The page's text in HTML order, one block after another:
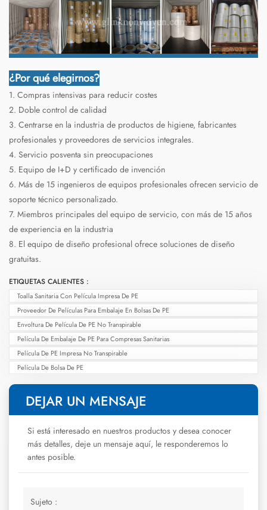
¿Por qué elegirnos?
1. Compras intensivas para reducir costes
2. Doble control de calidad
3. Centrarse en la industria de productos de higiene, fabricantes
profesionales y proveedores de servicios integrales.
4. Servicio posventa sin preocupaciones
5. Equipo de I+D y certificado de invención
6. Más de 15 ingenieros de equipos profesionales ofrecen servicio de
soporte técnico personalizado.
7. Miembros principales del equipo de servicio, con más de 15 años
de experiencia en la industria
8. El equipo de diseño profesional ofrece soluciones de diseño
gratuitas.
ETIQUETAS CALIENTES :
Toalla Sanitaria Con Película Impresa De PE
Proveedor De Películas Para Embalaje En Bolsas De PE
Envoltura De Película De PE No Transpirable
Película De Embalaje De PE Para Compresas Sanitarias
Película De PE Impresa No Transpirable
Película De Bolsa De PE
DEJAR UN MENSAJE
Si está interesado en nuestros productos y desea conocer
más detalles, deje un mensaje aquí, le responderemos lo
antes posible.
Sujeto :